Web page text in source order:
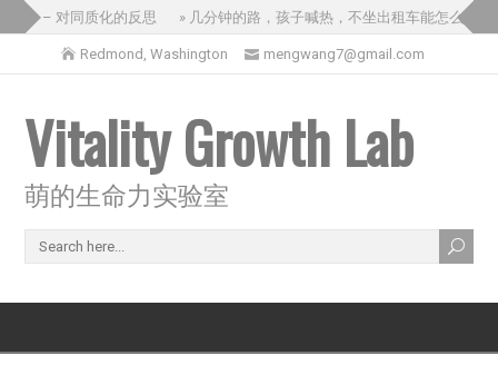
旅 – 对同质化的反思 » 几分钟的路，孩子喊热，不坐出租车能怎么办？
Redmond, Washington mengwang7@gmail.com
Vitality Growth Lab
萌的生命力实验室